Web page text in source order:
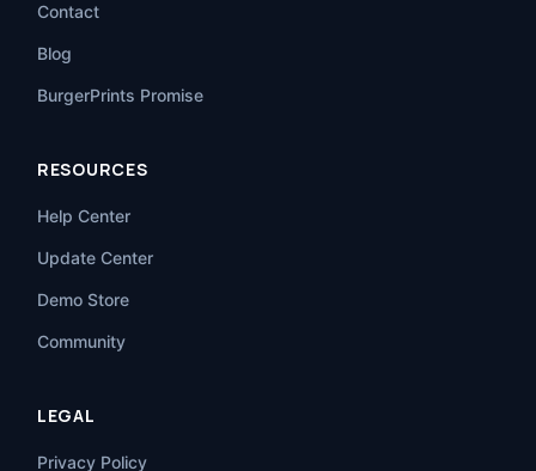
Contact
Blog
BurgerPrints Promise
RESOURCES
Help Center
Update Center
Demo Store
Community
LEGAL
Privacy Policy